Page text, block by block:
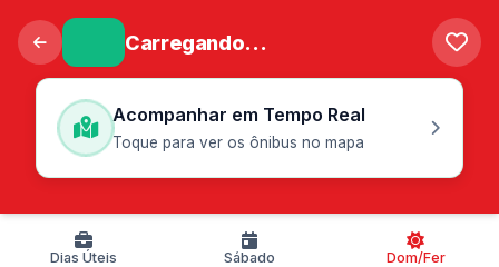
Carregando...
Acompanhar em Tempo Real
Toque para ver os ônibus no mapa
Dias Úteis Sábado Dom/Fer